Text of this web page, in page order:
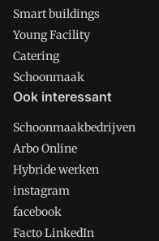
Smart buildings
Young Facility
Catering
Schoonmaak
Ook interessant
Schoonmaakbedrijven
Arbo Online
Hybride werken
instagram
facebook
Facto LinkedIn